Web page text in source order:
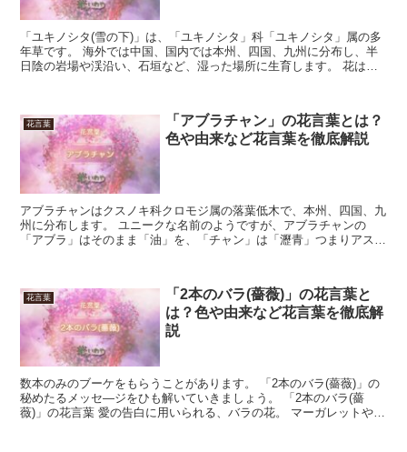
「ユキノシタ(雪の下)」は、「ユキノシタ」科「ユキノシタ」属の多
年草です。 海外では中国、国内では本州、四国、九州に分布し、半
日陰の岩場や渓沿い、石垣など、湿った場所に生育します。 花は白
花言葉
「アブラチャン」の花言葉とは？
色や由来など花言葉を徹底解説
アブラチャンはクスノキ科クロモジ属の落葉低木で、本州、四国、九
州に分布します。 ユニークな名前のようですが、アブラチャンの
「アブラ」はそのまま「油」を、「チャン」は「瀝青」つまりアスフ
花言葉
「2本のバラ(薔薇)」の花言葉と
は？色や由来など花言葉を徹底解
説
数本のみのブーケをもらうことがあります。 「2本のバラ(薔薇)」の
秘めたるメッセ―ジをひも解いていきましょう。 「2本のバラ(薔
薇)」の花言葉 愛の告白に用いられる、バラの花。 マーガレットやヒ